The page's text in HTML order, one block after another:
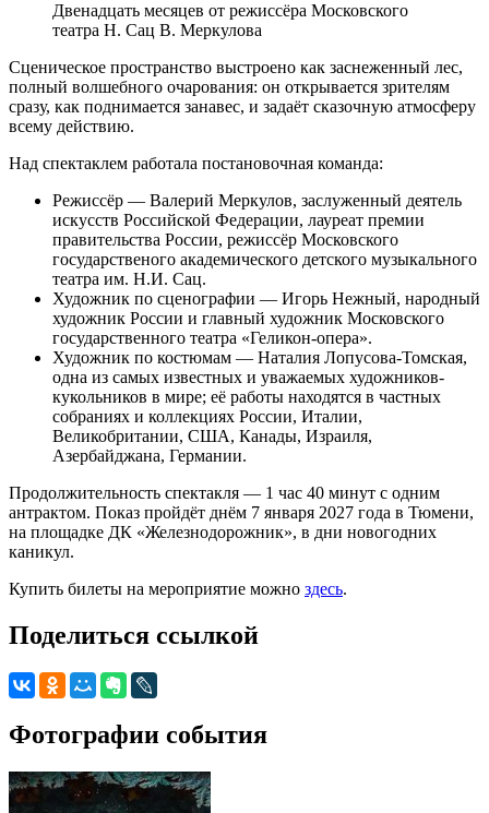
Двенадцать месяцев от режиссёра Московского
театра Н. Сац В. Меркулова
Сценическое пространство выстроено как заснеженный лес,
полный волшебного очарования: он открывается зрителям
сразу, как поднимается занавес, и задаёт сказочную атмосферу
всему действию.
Над спектаклем работала постановочная команда:
Режиссёр — Валерий Меркулов, заслуженный деятель
искусств Российской Федерации, лауреат премии
правительства России, режиссёр Московского
государственого академического детского музыкального
театра им. Н.И. Сац.
Художник по сценографии — Игорь Нежный, народный
художник России и главный художник Московского
государственного театра «Геликон-опера».
Художник по костюмам — Наталия Лопусова-Томская,
одна из самых известных и уважаемых художников-
кукольников в мире; её работы находятся в частных
собраниях и коллекциях России, Италии,
Великобритании, США, Канады, Израиля,
Азербайджана, Германии.
Продолжительность спектакля — 1 час 40 минут с одним
антрактом. Показ пройдёт днём 7 января 2027 года в Тюмени,
на площадке ДК «Железнодорожник», в дни новогодних
каникул.
Купить билеты на мероприятие можно здесь.
Поделиться ссылкой
Фотографии события